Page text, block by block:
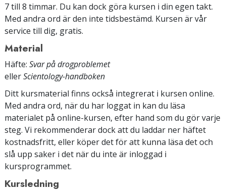
7 till 8 timmar. Du kan dock göra kursen i din egen takt.
Med andra ord är den inte tidsbestämd. Kursen är vår
service till dig, gratis.
Material
Häfte: Svar på drogproblemet
ellerScientology-handboken
Ditt kursmaterial finns också integrerat i kursen online.
Med andra ord, när du har loggat in kan du läsa
materialet på online-kursen, efter hand som du gör varje
steg. Vi rekommenderar dock att du laddar ner häftet
kostnadsfritt, eller köper det för att kunna läsa det och
slå upp saker i det när du inte är inloggad i
kursprogrammet.
Kursledning